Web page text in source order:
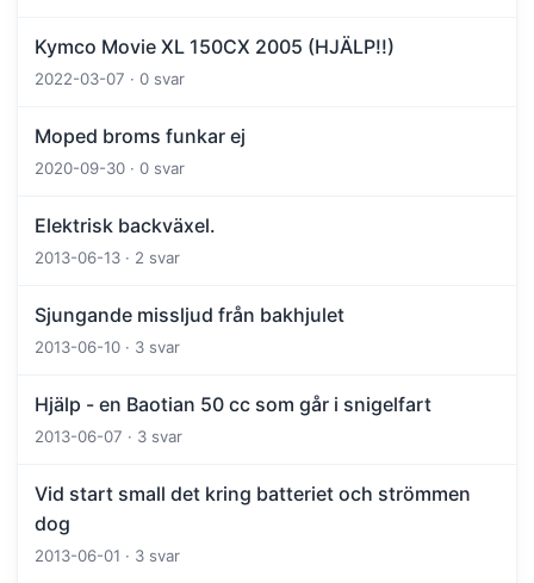
Kymco Movie XL 150CX 2005 (HJÄLP!!)
2022-03-07 · 0 svar
Moped broms funkar ej
2020-09-30 · 0 svar
Elektrisk backväxel.
2013-06-13 · 2 svar
Sjungande missljud från bakhjulet
2013-06-10 · 3 svar
Hjälp - en Baotian 50 cc som går i snigelfart
2013-06-07 · 3 svar
Vid start small det kring batteriet och strömmen
dog
2013-06-01 · 3 svar